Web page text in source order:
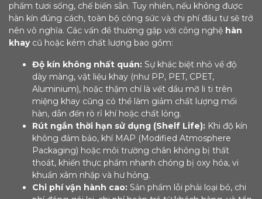
phẩm tươi sống, chế biến sẵn. Tuy nhiên, nếu không được
hàn kín đúng cách, toàn bộ công sức và chi phí đầu tư sẽ trở
nên vô nghĩa. Các vấn đề thường gặp với công nghệ hàn
khaycũ hoặc kém chất lượng bao gồm:
Độ kín không nhất quán: Sự khác biệt nhỏ về độ
dày màng, vật liệu khay (như PP, PET, CPET,
Aluminium), hoặc thậm chí là vết dầu mỡ li ti trên
miệng khay cũng có thể làm giảm chất lượng mối
hàn, dẫn đến rò rỉ khí hoặc chất lỏng.
Rút ngắn thời hạn sử dụng (Shelf Life): Khi độ kín
không đảm bảo, khí MAP (Modified Atmosphere
Packaging) hoặc môi trường chân không bị thất
thoát, khiến thực phẩm nhanh chóng bị oxy hóa, vi
khuẩn xâm nhập và hư hỏng.
Chi phí vận hành cao: Sản phẩm lỗi phải loại bỏ, chi